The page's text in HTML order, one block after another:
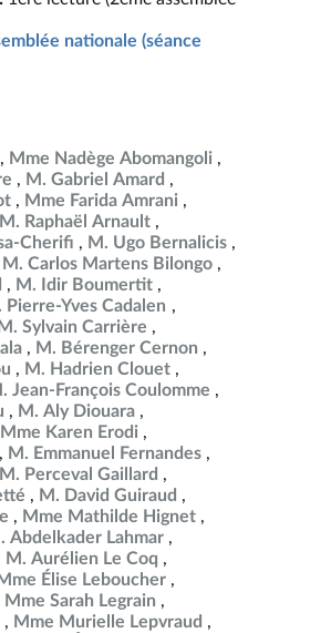
nationale (séance
Mme Nadège Abomangoli
M. Gabriel Amard
Mme Farida Amrani
M. Raphaël Arnault
Cherifi
M. Ugo Bernalicis
M. Carlos Martens Bilongo
M. Idir Boumertit
Pierre-Yves Cadalen
M. Sylvain Carrière
M. Bérenger Cernon
M. Hadrien Clouet
Jean-François Coulomme
M. Aly Diouara
Mme Karen Erodi
M. Emmanuel Fernandes
M. Perceval Gaillard
M. David Guiraud
Mme Mathilde Hignet
Abdelkader Lahmar
M. Aurélien Le Coq
Mme Élise Leboucher
Mme Sarah Legrain
Mme Murielle Lepvraud